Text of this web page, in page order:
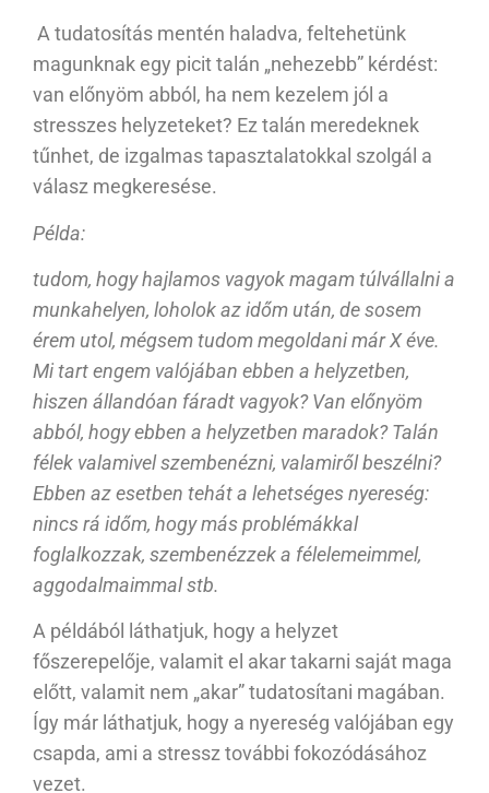
A tudatosítás mentén haladva, feltehetünk
magunknak egy picit talán „nehezebb” kérdést:
van előnyöm abból, ha nem kezelem jól a
stresszes helyzeteket? Ez talán meredeknek
tűnhet, de izgalmas tapasztalatokkal szolgál a
válasz megkeresése.
Példa:
tudom, hogy hajlamos vagyok magam túlvállalni a
munkahelyen, loholok az időm után, de sosem
érem utol, mégsem tudom megoldani már X éve.
Mi tart engem valójában ebben a helyzetben,
hiszen állandóan fáradt vagyok? Van előnyöm
abból, hogy ebben a helyzetben maradok? Talán
félek valamivel szembenézni, valamiről beszélni?
Ebben az esetben tehát a lehetséges nyereség:
nincs rá időm, hogy más problémákkal
foglalkozzak, szembenézzek a félelemeimmel,
aggodalmaimmal stb.
A példából láthatjuk, hogy a helyzet
főszerepelője, valamit el akar takarni saját maga
előtt, valamit nem „akar” tudatosítani magában.
Így már láthatjuk, hogy a nyereség valójában egy
csapda, ami a stressz további fokozódásához
vezet.